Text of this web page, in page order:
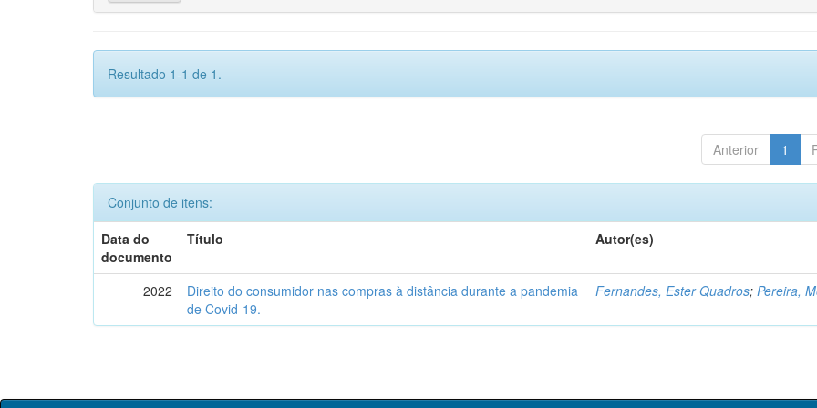
Resultado 1-1 de 1.
Anterior 1
Conjunto de itens:
Data do
documento
Título Autor(es)
2022
Direito do consumidor nas compras à distância durante a pandemia
de Covid-19.
Fernandes, Ester Quadros;Pereira,